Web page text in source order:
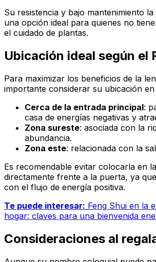
Su resistencia y bajo mantenimiento
una opción ideal para quienes no
el cuidado de plantas.
Ubicación ideal según el
Para maximizar los beneficios de la
importante considerar su ubicación
Cerca de la entrada principal:
casa de energías negativas y
Zona sureste: asociada con la
abundancia.
Zona este: relacionada con la
Es recomendable evitar colocarla en
directamente frente a la puerta, ya
con el flujo de energía positiva.
Te puede interesar: Feng Shui en la
hogar: claves para una bienvenida
Consideraciones al